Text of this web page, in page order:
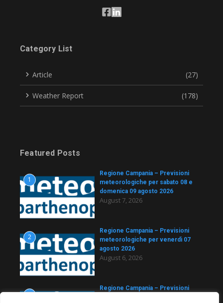
Category List
Article (27)
Weather Report (178)
Featured Posts
1
Regione Campania – Previsioni
meteorologiche per sabato 08 e
domenica 09 agosto 2026
August 7, 2026
2
Regione Campania – Previsioni
meteorologiche per venerdì 07
agosto 2026
August 6, 2026
3
Regione Campania – Previsioni